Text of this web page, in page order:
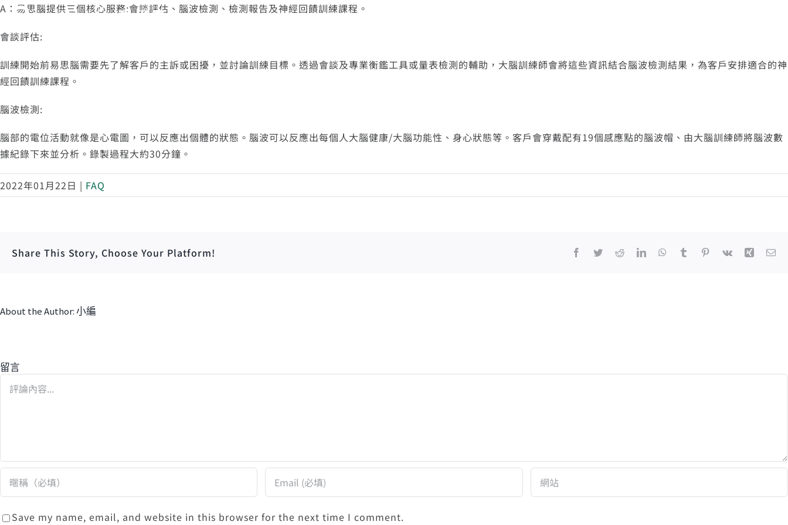
Skip
content
A：易思腦提供三個核心服務:會談評估、腦波檢測、檢測報告及神經回饋訓練課程。
會談評估:
訓練開始前易思腦需要先了解客戶的主訴或困擾，並討論訓練目標。透過會談及專業衡鑑工具或量表檢測的輔助，大腦訓練師會將這些資訊結合腦波檢測結果，為客戶安排適合的神
經回饋訓練課程。
腦波檢測:
腦部的電位活動就像是心電圖，可以反應出個體的狀態。腦波可以反應出每個人大腦健康/大腦功能性、身心狀態等。客戶會穿戴配有19個感應點的腦波帽、由大腦訓練師將腦波數
據紀錄下來並分析。錄製過程大約30分鐘。
2022年01月22日 | FAQ
Share This Story, Choose Your Platform! Facebook
TwitterReddit LinkedInWhatsApp
TumblrPinterest
Vk Xing
About the Author: 小編
留言
Comment
Save my name, email, and website in this browser for the next time I comment.